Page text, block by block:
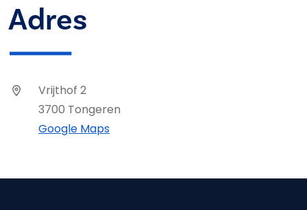
Adres
Vrijthof 2
3700 Tongeren
Google Maps